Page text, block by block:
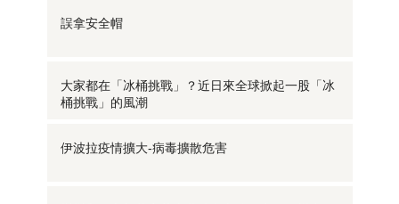
誤拿安全帽
大家都在「冰桶挑戰」？近日來全球掀起一股「冰
桶挑戰」的風潮
伊波拉疫情擴大-病毒擴散危害